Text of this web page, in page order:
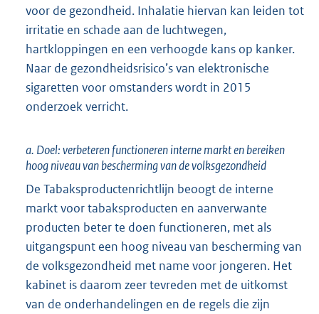
voor de gezondheid. Inhalatie hiervan kan leiden tot
irritatie en schade aan de luchtwegen,
hartkloppingen en een verhoogde kans op kanker.
Naar de gezondheidsrisico’s van elektronische
sigaretten voor omstanders wordt in 2015
onderzoek verricht.
a. Doel: verbeteren functioneren interne markt en bereiken
hoog niveau van bescherming van de volksgezondheid
De Tabaksproductenrichtlijn beoogt de interne
markt voor tabaksproducten en aanverwante
producten beter te doen functioneren, met als
uitgangspunt een hoog niveau van bescherming van
de volksgezondheid met name voor jongeren. Het
kabinet is daarom zeer tevreden met de uitkomst
van de onderhandelingen en de regels die zijn